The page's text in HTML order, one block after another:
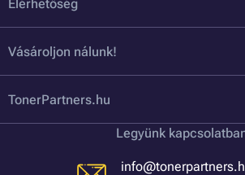
Elérhetőség
Vásároljon nálunk!
TonerPartners.hu
Legyünk